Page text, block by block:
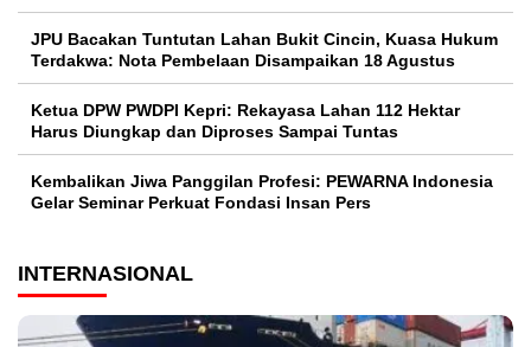
JPU Bacakan Tuntutan Lahan Bukit Cincin, Kuasa Hukum
Terdakwa: Nota Pembelaan Disampaikan 18 Agustus
Ketua DPW PWDPI Kepri: Rekayasa Lahan 112 Hektar
Harus Diungkap dan Diproses Sampai Tuntas
Kembalikan Jiwa Panggilan Profesi: PEWARNA Indonesia
Gelar Seminar Perkuat Fondasi Insan Pers
INTERNASIONAL